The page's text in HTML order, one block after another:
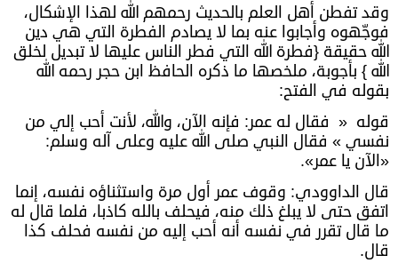
وقد تفطن أهل العلم بالحديث رحمهم الله لهذا الإشكال،
فوجّهوه وأجابوا عنه بما لا يصادم الفطرة التي هي دين
الله حقيقة {فطرة الله التي فطر الناس عليها لا تبديل لخلق
الله } بأجوبة، ملخصها ما ذكره الحافظ ابن حجر رحمه الله
بقوله في الفتح:
قوله « فقال له عمر: فإنه الآن، والله، لأنت أحب إلي من
نفسي » فقال النبي صلى الله عليه وعلى آله وسلم:
«الآن يا عمر».
قال الداوودي: وقوف عمر أول مرة واستثناؤه نفسه، إنما
اتفق حتى لا يبلغ ذلك منه، فيحلف بالله كاذبا، فلما قال له
ما قال تقرر في نفسه أنه أحب إليه من نفسه فحلف كذا
قال.